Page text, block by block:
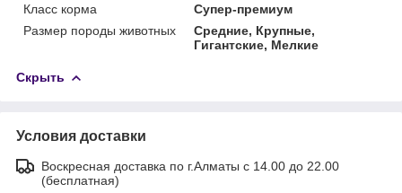
Класс корма
Супер-премиум
Размер породы животных
Средние, Крупные,
Гигантские, Мелкие
Скрыть
Условия доставки
Воскресная доставка по г.Алматы с 14.00 до 22.00
(бесплатная)